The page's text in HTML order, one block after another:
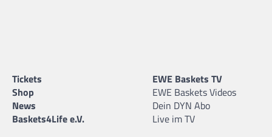
Tickets
Shop
News
Baskets4Life e.V.
EWE Baskets TV
EWE Baskets Videos
Dein DYN Abo
Live im TV